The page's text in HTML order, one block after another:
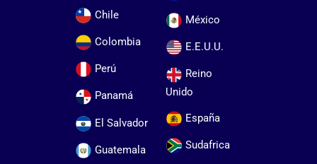
Chile
Colombia
Perú
Panamá
El Salvador
Guatemala
México
E.E.U.U.
Reino
Unido
España
Sudafrica